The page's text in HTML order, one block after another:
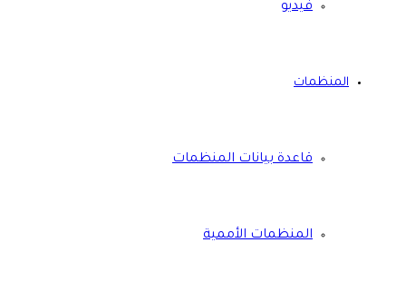
فيديو
المنظمات
قاعدة بيانات المنظمات
المنظمات الأممية